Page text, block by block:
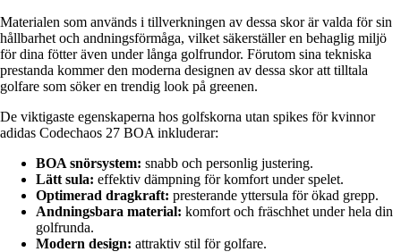
Materialen som används i tillverkningen av dessa skor är valda för sin
hållbarhet och andningsförmåga, vilket säkerställer en behaglig miljö
för dina fötter även under långa golfrundor. Förutom sina tekniska
prestanda kommer den moderna designen av dessa skor att tilltala
golfare som söker en trendig look på greenen.
De viktigaste egenskaperna hos golfskorna utan spikes för kvinnor
adidas Codechaos 27 BOA inkluderar:
BOA snörsystem: snabb och personlig justering.
Lätt sula: effektiv dämpning för komfort under spelet.
Optimerad dragkraft: presterande yttersula för ökad grepp.
Andningsbara material: komfort och fräschhet under hela din
golfrunda.
Modern design: attraktiv stil för golfare.